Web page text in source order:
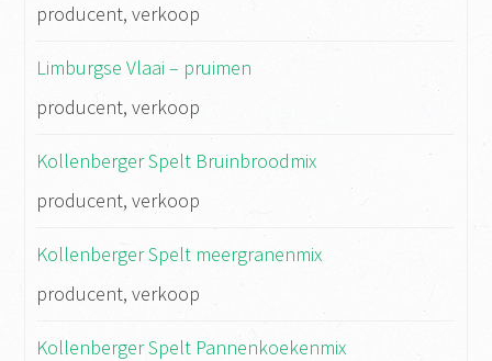
producent, verkoop
Limburgse Vlaai – pruimen
producent, verkoop
Kollenberger Spelt Bruinbroodmix
producent, verkoop
Kollenberger Spelt meergranenmix
producent, verkoop
Kollenberger Spelt Pannenkoekenmix